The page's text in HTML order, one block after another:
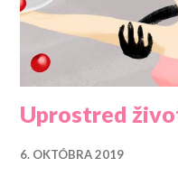
Uprostred
6. OKTÓBRA 2019